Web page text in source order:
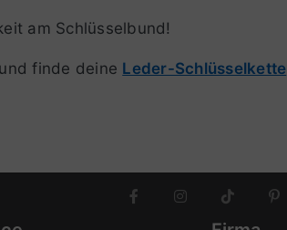
am Schlüsselbund!
finde deine Leder-Schlüsselkette